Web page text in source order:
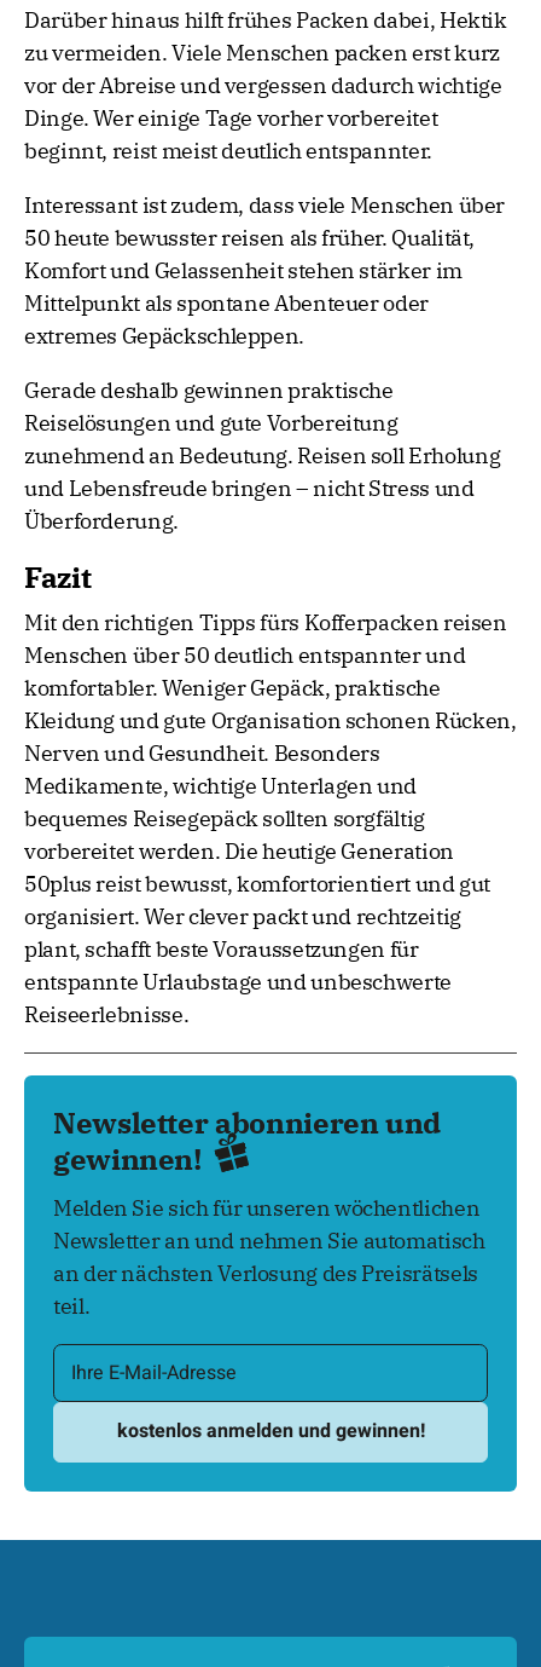
Darüber hinaus hilft frühes Packen dabei, Hektik
zu vermeiden. Viele Menschen packen erst kurz
vor der Abreise und vergessen dadurch wichtige
Dinge. Wer einige Tage vorher vorbereitet
beginnt, reist meist deutlich entspannter.
Interessant ist zudem, dass viele Menschen über
50 heute bewusster reisen als früher. Qualität,
Komfort und Gelassenheit stehen stärker im
Mittelpunkt als spontane Abenteuer oder
extremes Gepäckschleppen.
Gerade deshalb gewinnen praktische
Reiselösungen und gute Vorbereitung
zunehmend an Bedeutung. Reisen soll Erholung
und Lebensfreude bringen – nicht Stress und
Überforderung.
Fazit
Mit den richtigen Tipps fürs Kofferpacken reisen
Menschen über 50 deutlich entspannter und
komfortabler. Weniger Gepäck, praktische
Kleidung und gute Organisation schonen Rücken,
Nerven und Gesundheit. Besonders
Medikamente, wichtige Unterlagen und
bequemes Reisegepäck sollten sorgfältig
vorbereitet werden. Die heutige Generation
50plus reist bewusst, komfortorientiert und gut
organisiert. Wer clever packt und rechtzeitig
plant, schafft beste Voraussetzungen für
entspannte Urlaubstage und unbeschwerte
Reiseerlebnisse.
Newsletter abonnieren und
gewinnen!
Melden Sie sich für unseren wöchentlichen
Newsletter an und nehmen Sie automatisch
an der nächsten Verlosung des Preisrätsels
teil.